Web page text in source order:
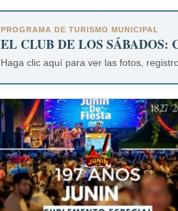
PROGRAMA DE TURISMO MUNICIPAL
EL CLUB DE LOS SÁBADOS:
Haga clic aquí para ver las fotos,